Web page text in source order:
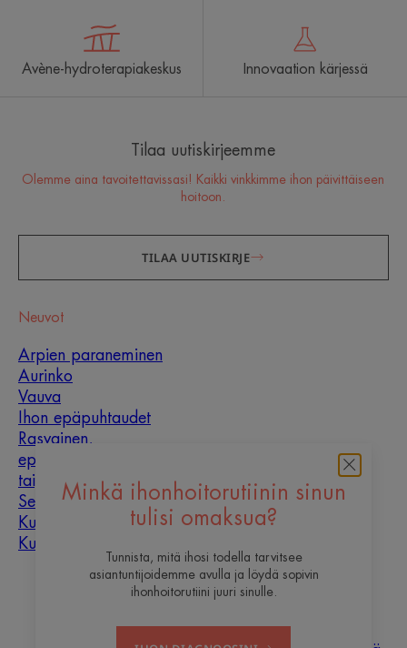
Minkä ihonhoitorutiinin sinun
tulisi omaksua?
Tunnista, mitä ihosi todella tarvitsee
asiantuntijoidemme avulla ja löydä sopivin
ihonhoitorutiini juuri sinulle.
Avène-hydroterapiakeskus Innovaation kärjessä
Tilaa uutiskirjeemme
Olemme aina tavoitettavissasi! Kaikki vinkkimme ihon päivittäiseen
hoitoon.
TILAA UUTISKIRJE
Neuvot
Arpien paraneminen
Aurinko
Vauva
Ihon epäpuhtaudet
Rasvainen,
epäpuhtauksiin
taipuvainen iho
Sekaiho
Kuiva iho
Kuivuus ja kuivuminen
Tietoa meistä
Haluaisitko olla yksi
Ota